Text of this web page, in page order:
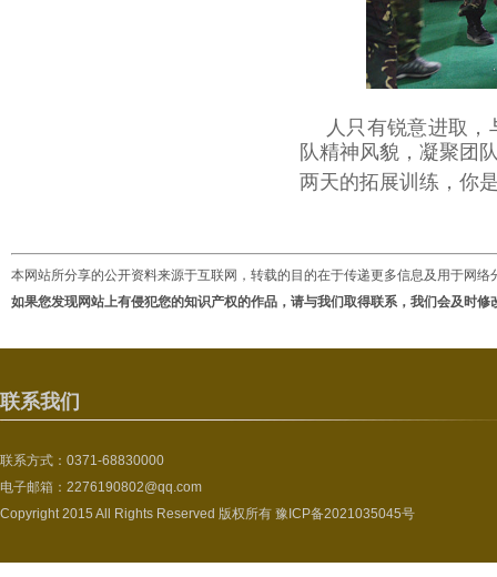
人只有锐意进取
队精神风貌，凝聚团
两天的拓展训练，你
本网站所分享的公开资料来源于互联网，转载的目的在于传递更多信息及用于网
如果您发现网站上有侵犯您的知识产权的作品，请与我们取得联系，我们会及时修
联系我们
联系方式：0371-68830000
电子邮箱：2276190802@qq.com
Copyright 2015 All Rights Reserved 版权所有 豫ICP备2021035045号